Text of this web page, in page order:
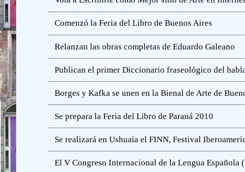
Comenzó la Feria del Libro de Buenos Aires
Relanzan las obras completas de Eduardo Galeano
Publican el primer Diccionario fraseológico del
Borges y Kafka se unen en la Bienal de Arte de
Se prepara la Feria del Libro de Paraná 2010
Se realizará en Ushuaia el FINN, Festival
El V Congreso Internacional de la Lengua Española